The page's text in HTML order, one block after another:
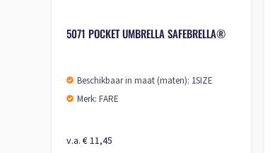
5071 POCKET UMBRELLA SAFEBRELLA®
Beschikbaar in maat (maten): 1SIZE
Merk: FARE
v.a. € 11,45